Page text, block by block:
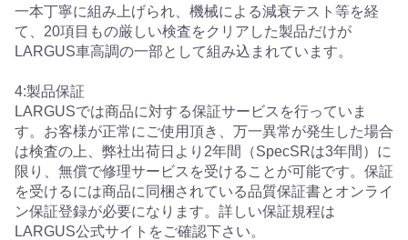
一本丁寧に組み上げられ、機械による減衰テスト等を経
て、20項目もの厳しい検査をクリアした製品だけが
LARGUS車高調の一部として組み込まれています。
4:製品保証
LARGUSでは商品に対する保証サービスを行っていま
す。お客様が正常にご使用頂き、万一異常が発生した場合
は検査の上、弊社出荷日より2年間（SpecSRは3年間）に
限り、無償で修理サービスを受けることが可能です。保証
を受けるには商品に同梱されている品質保証書とオンライ
ン保証登録が必要になります。詳しい保証規程は
LARGUS公式サイトをご確認下さい。